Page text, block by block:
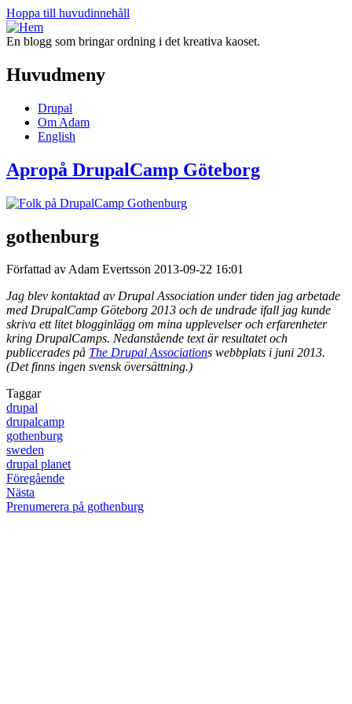
Hoppa till huvudinnehåll
En blogg som bringar ordning i det kreativa kaoset.
Huvudmeny
Drupal
Om Adam
English
Apropå DrupalCamp Göteborg
gothenburg
Författad av Adam Evertsson 2013-09-22 16:01
Jag blev kontaktad av Drupal Association under tiden jag arbetade
med DrupalCamp Göteborg 2013 och de undrade ifall jag kunde
skriva ett litet blogginlägg om mina upplevelser och erfarenheter
kring DrupalCamps. Nedanstående text är resultatet och
publicerades på The Drupal Associations webbplats i juni 2013.
(Det finns ingen svensk översättning.)
Taggar
drupal
drupalcamp
gothenburg
sweden
drupal planet
Föregående
Nästa
Prenumerera på gothenburg